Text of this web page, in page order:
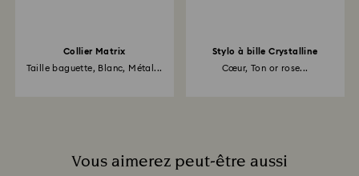
Collier Matrix
Taille baguette, Blanc, Métal...
Stylo à bille Crystalline
Cœur, Ton or rose...
Vous aimerez peut-être aussi